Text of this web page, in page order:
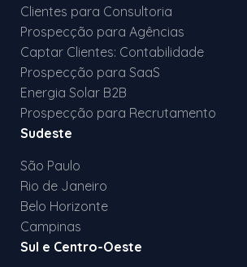
Clientes para Consultoria
Prospecção para Agências
Captar Clientes: Contabilidade
Prospecção para SaaS
Energia Solar B2B
Prospecção para Recrutamento
Sudeste
São Paulo
Rio de Janeiro
Belo Horizonte
Campinas
Sul e Centro-Oeste